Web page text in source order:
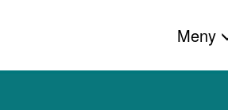
Meny